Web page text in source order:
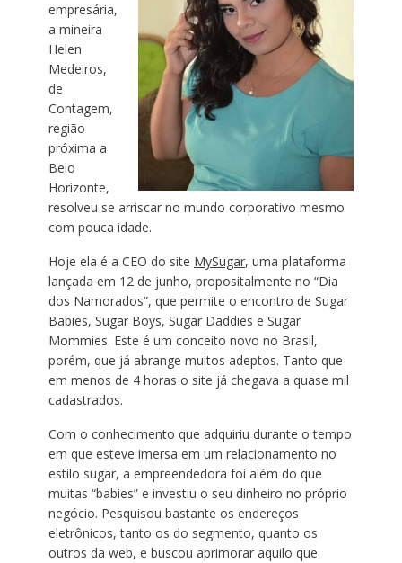
empresária,
a mineira
Helen
Medeiros,
de
Contagem,
região
próxima a
Belo
Horizonte,
resolveu se arriscar no mundo corporativo mesmo
com pouca idade.
Hoje ela é a CEO do site MySugar, uma plataforma
lançada em 12 de junho, propositalmente no “Dia
dos Namorados”, que permite o encontro de Sugar
Babies, Sugar Boys, Sugar Daddies e Sugar
Mommies. Este é um conceito novo no Brasil,
porém, que já abrange muitos adeptos. Tanto que
em menos de 4 horas o site já chegava a quase mil
cadastrados.
Com o conhecimento que adquiriu durante o tempo
em que esteve imersa em um relacionamento no
estilo sugar, a empreendedora foi além do que
muitas “babies” e investiu o seu dinheiro no próprio
negócio. Pesquisou bastante os endereços
eletrônicos, tanto os do segmento, quanto os
outros da web, e buscou aprimorar aquilo que